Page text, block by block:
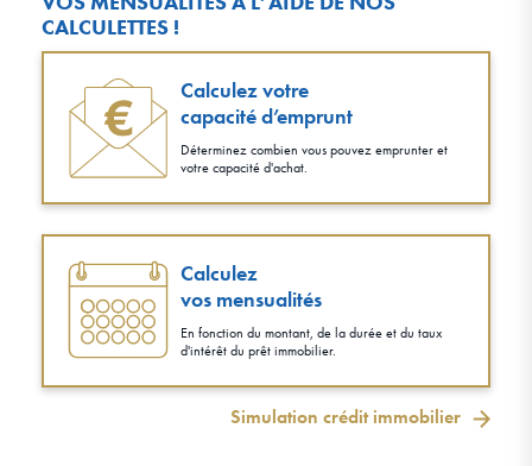
CALCULETTES !
Calculez votre
capacité d’emprunt
Déterminez combien vous pouvez emprunter et
votre capacité d'achat.
Calculez
vos mensualités
En fonction du montant, de la durée et du taux
d'intérêt du prêt immobilier.
Simulation crédit immobilier